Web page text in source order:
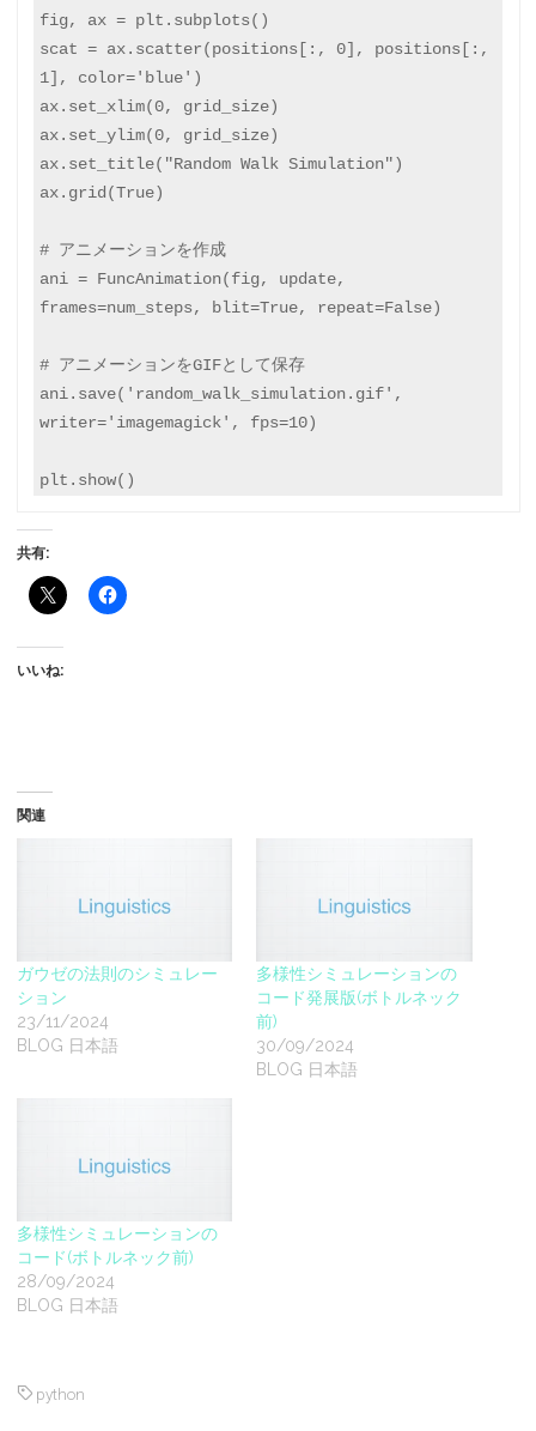
fig, ax = plt.subplots()
scat = ax.scatter(positions[:, 0], positions[:,
1], color='blue')
ax.set_xlim(0, grid_size)
ax.set_ylim(0, grid_size)
ax.set_title("Random Walk Simulation")
ax.grid(True)
# アニメーションを作成
ani = FuncAnimation(fig, update,
frames=num_steps, blit=True, repeat=False)
# アニメーションをGIFとして保存
ani.save('random_walk_simulation.gif',
writer='imagemagick', fps=10)
共有:
いいね:
関連
ガウゼの法則のシミュレー
ション
23/11/2024
BLOG 日本語
多様性シミュレーションの
コード発展版(ボトルネック
前)
30/09/2024
BLOG 日本語
多様性シミュレーションの
コード(ボトルネック前)
28/09/2024
BLOG 日本語
python